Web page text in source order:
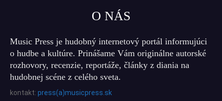
O NÁS
Music Press je hudobný internetový portál informujúci
o hudbe a kultúre. Prinášame Vám originálne autorské
rozhovory, recenzie, reportáže, články z diania na
hudobnej scéne z celého sveta.
kontakt: press(a)musicpress.sk